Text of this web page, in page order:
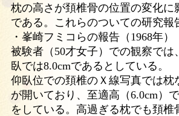
枕の高さが頚椎骨の位置の変化
である。これらのついての研究報
・峯崎フミコらの報告（1968年）
被験者（50才女子）での観察で
臥では8.0cmであるとしている。
仰臥位での頚椎のＸ線写真では
が開いており、至適高（6.0cm）
をしている。高過ぎる枕でも頚